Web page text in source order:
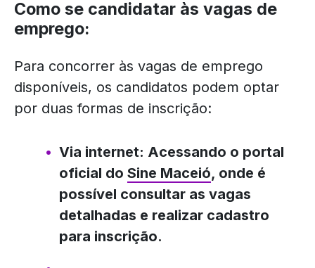
Como se candidatar às vagas de
emprego:
Para concorrer às vagas de emprego
disponíveis, os candidatos podem optar
por duas formas de inscrição:
Via internet: Acessando o portal
oficial do Sine Maceió, onde é
possível consultar as vagas
detalhadas e realizar cadastro
para inscrição.